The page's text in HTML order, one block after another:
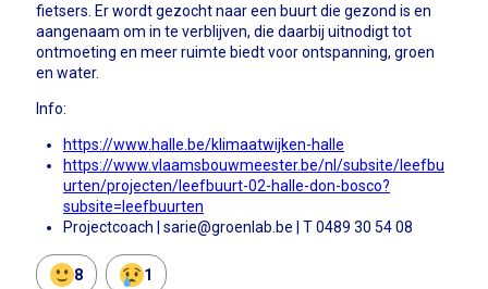
fietsers. Er wordt gezocht naar een buurt die gezond is en
aangenaam om in te verblijven, die daarbij uitnodigt tot
ontmoeting en meer ruimte biedt voor ontspanning, groen
en water.
Info:
https://www.halle.be/klimaatwijken-halle
https://www.vlaamsbouwmeester.be/nl/subsite/leefbu
urten/projecten/leefbuurt-02-halle-don-bosco?
subsite=leefbuurten
Projectcoach | sarie@groenlab.be | T 0489 30 54 08
8 1